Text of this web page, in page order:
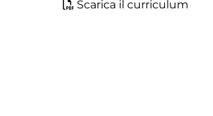
Scarica il curriculum